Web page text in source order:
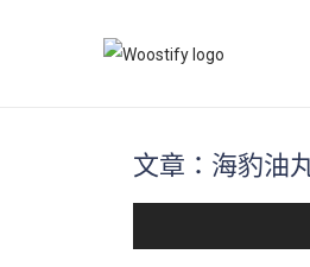
文章：海豹油